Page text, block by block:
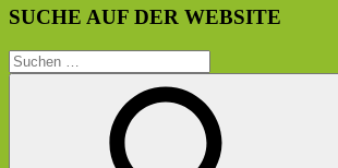
SUCHE AUF DER WEBSITE
Suchen
nach: